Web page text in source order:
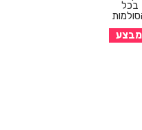
בכל
מבצע